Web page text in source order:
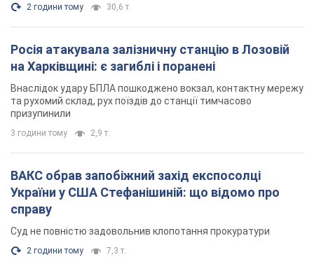
2 години тому 30,6 т.
Росія атакувала залізничну станцію в Лозовій
на Харківщині: є загиблі і поранені
Внаслідок удару БПЛА пошкоджено вокзал, контактну мережу
та рухомий склад, рух поїздів до станції тимчасово
призупинили
3 години тому 2,9 т.
ВАКС обрав запобіжний захід експосолці
України у США Стефанішиній: що відомо про
справу
Суд не повністю задовольнив клопотання прокуратури
2 години тому 7,3 т.